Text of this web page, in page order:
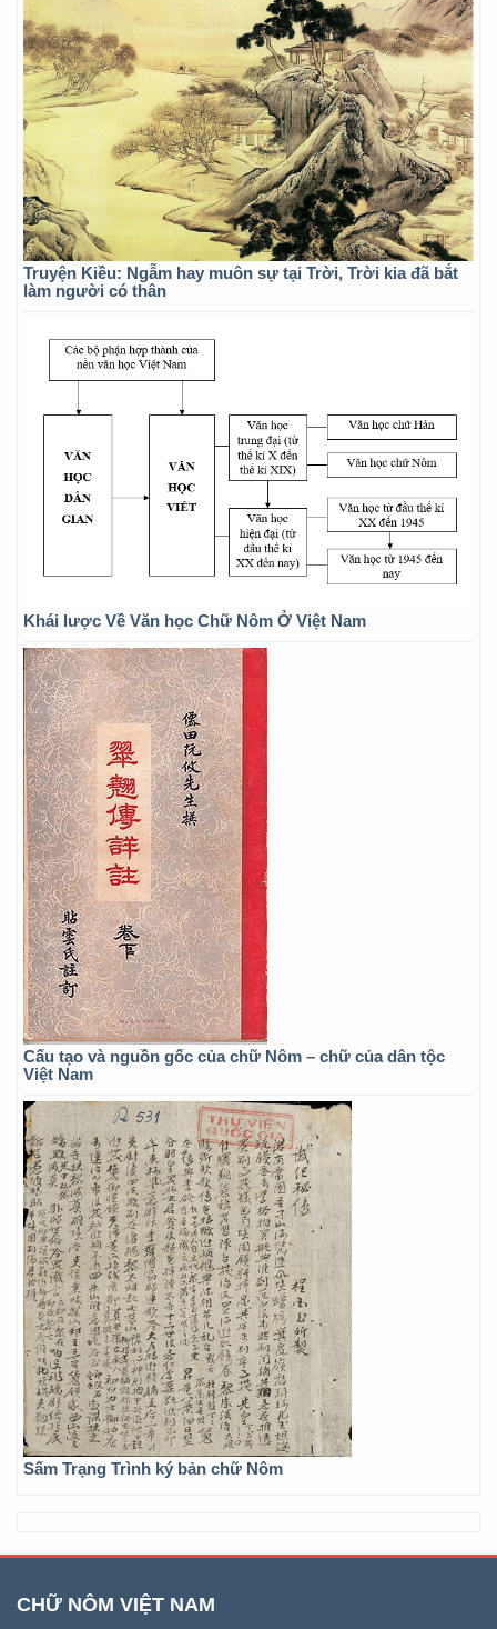
Truyện Kiều: Ngẫm hay muôn sự tại Trời, Trời kia đã bắt
làm người có thân
Khái lược Về Văn học Chữ Nôm Ở Việt Nam
Cấu tạo và nguồn gốc của chữ Nôm – chữ của dân tộc
Việt Nam
Sấm Trạng Trình ký bản chữ Nôm
CHỮ NÔM VIỆT NAM